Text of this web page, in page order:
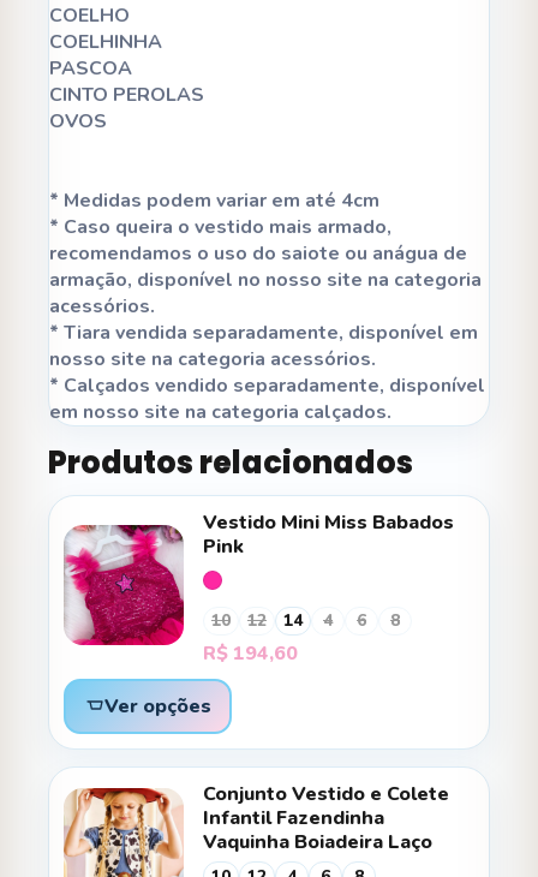
COELHO
COELHINHA
PASCOA
CINTO PEROLAS
OVOS
* Medidas podem variar em até 4cm
* Caso queira o vestido mais armado,
recomendamos o uso do saiote ou anágua de
armação, disponível no nosso site na categoria
acessórios.
* Tiara vendida separadamente, disponível em
nosso site na categoria acessórios.
* Calçados vendido separadamente, disponível
em nosso site na categoria calçados.
Produtos relacionados
Vestido Mini Miss Babados
Pink
10 12 14 4 6 8
R$ 194,60
Ver opções
Conjunto Vestido e Colete
Infantil Fazendinha
Vaquinha Boiadeira Laço